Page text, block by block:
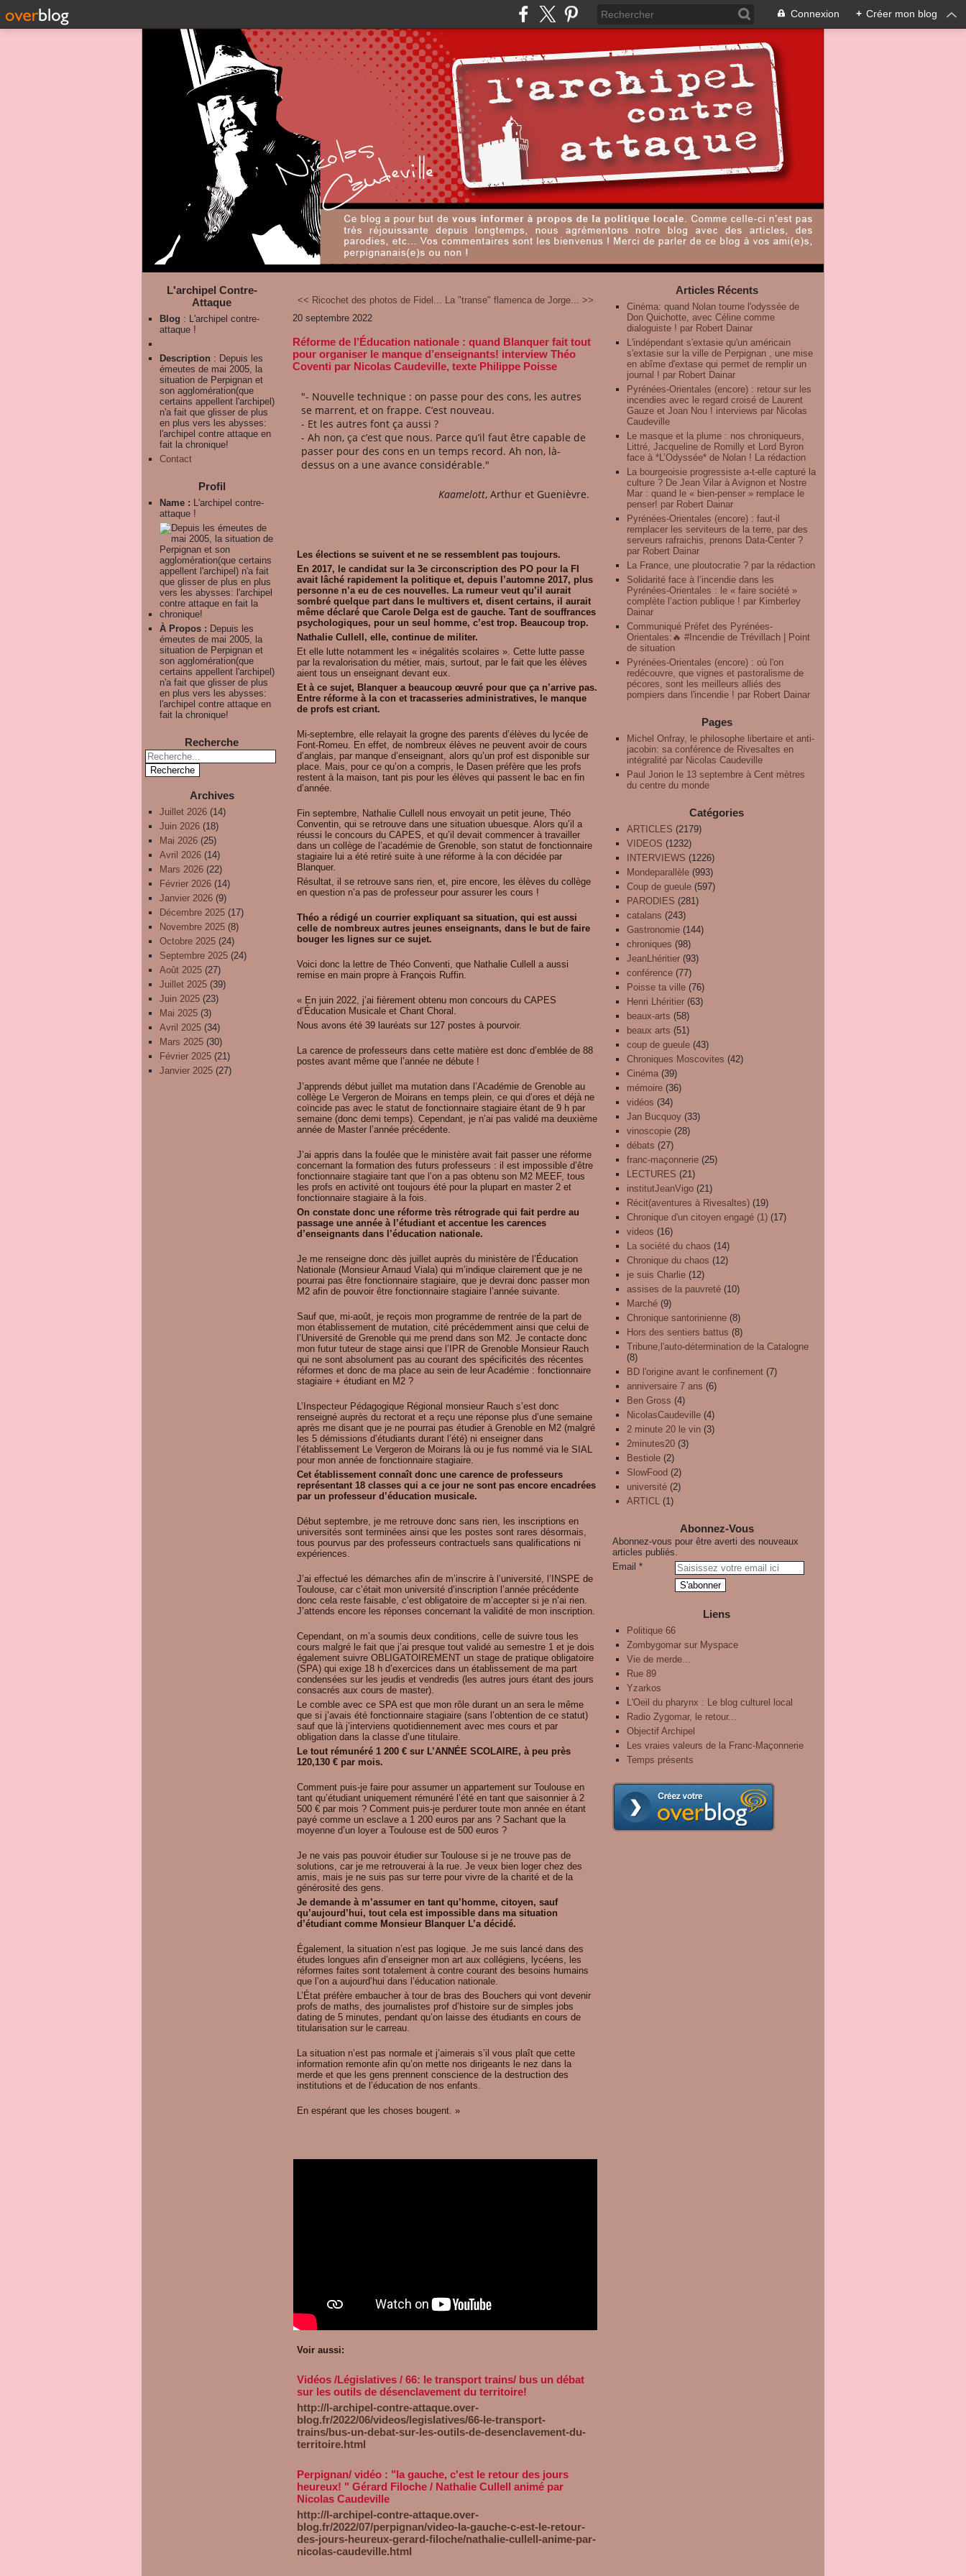
Connexion + Créer mon blog
L'archipel Contre-
Attaque
Blog : L'archipel contre-
attaque !
Description : Depuis les
émeutes de mai 2005, la
situation de Perpignan et
son agglomération(que
certains appellent l'archipel)
n'a fait que glisser de plus
en plus vers les abysses:
l'archipel contre attaque en
fait la chronique!
Contact
Profil
Name : L'archipel contre-
attaque !
À Propos : Depuis les
émeutes de mai 2005, la
situation de Perpignan et
son agglomération(que
certains appellent l'archipel)
n'a fait que glisser de plus
en plus vers les abysses:
l'archipel contre attaque en
fait la chronique!
Recherche
Archives
Juillet 2026 (14)
Juin 2026 (18)
Mai 2026 (25)
Avril 2026 (14)
Mars 2026 (22)
Février 2026 (14)
Janvier 2026 (9)
Décembre 2025 (17)
Novembre 2025 (8)
Octobre 2025 (24)
Septembre 2025 (24)
Août 2025 (27)
Juillet 2025 (39)
Juin 2025 (23)
Mai 2025 (3)
Avril 2025 (34)
Mars 2025 (30)
Février 2025 (21)
Janvier 2025 (27)
<< Ricochet des photos de Fidel... La "transe" flamenca de Jorge... >>
20 septembre 2022
Réforme de l’Éducation nationale : quand Blanquer fait tout
pour organiser le manque d’enseignants! interview Théo
Coventi par Nicolas Caudeville, texte Philippe Poisse
"- Nouvelle technique : on passe pour des cons, les autres
se marrent, et on frappe. C’est nouveau.
- Et les autres font ça aussi ?
- Ah non, ça c’est que nous. Parce qu’il faut être capable de
passer pour des cons en un temps record. Ah non, là-
dessus on a une avance considérable."
Kaamelott, Arthur et Guenièvre.
Les élections se suivent et ne se ressemblent pas toujours.
En 2017, le candidat sur la 3e circonscription des PO pour la FI
avait lâché rapidement la politique et, depuis l’automne 2017, plus
personne n’a eu de ces nouvelles. La rumeur veut qu’il aurait
sombré quelque part dans le multivers et, disent certains, il aurait
même déclaré que Carole Delga est de gauche. Tant de souffrances
psychologiques, pour un seul homme, c’est trop. Beaucoup trop.
Nathalie Cullell, elle, continue de militer.
Et elle lutte notamment les « inégalités scolaires ». Cette lutte passe
par la revalorisation du métier, mais, surtout, par le fait que les élèves
aient tous un enseignant devant eux.
Et à ce sujet, Blanquer a beaucoup œuvré pour que ça n’arrive pas.
Entre réforme à la con et tracasseries administratives, le manque
de profs est criant.
Mi-septembre, elle relayait la grogne des parents d’élèves du lycée de
Font-Romeu. En effet, de nombreux élèves ne peuvent avoir de cours
d’anglais, par manque d’enseignant, alors qu’un prof est disponible sur
place. Mais, pour ce qu’on a compris, le Dasen préfère que les profs
restent à la maison, tant pis pour les élèves qui passent le bac en fin
d’année.
Fin septembre, Nathalie Cullell nous envoyait un petit jeune, Théo
Conventin, qui se retrouve dans une situation ubuesque. Alors qu’il a
réussi le concours du CAPES, et qu’il devait commencer à travailler
dans un collège de l’académie de Grenoble, son statut de fonctionnaire
stagiaire lui a été retiré suite à une réforme à la con décidée par
Blanquer.
Résultat, il se retrouve sans rien, et, pire encore, les élèves du collège
en question n’a pas de professeur pour assurer les cours !
Théo a rédigé un courrier expliquant sa situation, qui est aussi
celle de nombreux autres jeunes enseignants, dans le but de faire
bouger les lignes sur ce sujet.
Voici donc la lettre de Théo Conventi, que Nathalie Cullell a aussi
remise en main propre à François Ruffin.
« En juin 2022, j’ai fièrement obtenu mon concours du CAPES
d’Éducation Musicale et Chant Choral.
Nous avons été 39 lauréats sur 127 postes à pourvoir.
La carence de professeurs dans cette matière est donc d’emblée de 88
postes avant même que l’année ne débute !
J’apprends début juillet ma mutation dans l’Académie de Grenoble au
collège Le Vergeron de Moirans en temps plein, ce qui d’ores et déjà ne
coïncide pas avec le statut de fonctionnaire stagiaire étant de 9 h par
semaine (donc demi temps). Cependant, je n’ai pas validé ma deuxième
année de Master l’année précédente.
J’ai appris dans la foulée que le ministère avait fait passer une réforme
concernant la formation des futurs professeurs : il est impossible d’être
fonctionnaire stagiaire tant que l’on a pas obtenu son M2 MEEF, tous
les profs en activité ont toujours été pour la plupart en master 2 et
fonctionnaire stagiaire à la fois.
On constate donc une réforme très rétrograde qui fait perdre au
passage une année à l’étudiant et accentue les carences
d’enseignants dans l’éducation nationale.
Je me renseigne donc dès juillet auprès du ministère de l’Éducation
Nationale (Monsieur Arnaud Viala) qui m’indique clairement que je ne
pourrai pas être fonctionnaire stagiaire, que je devrai donc passer mon
M2 afin de pouvoir être fonctionnaire stagiaire l’année suivante.
Sauf que, mi-août, je reçois mon programme de rentrée de la part de
mon établissement de mutation, cité précédemment ainsi que celui de
l’Université de Grenoble qui me prend dans son M2. Je contacte donc
mon futur tuteur de stage ainsi que l’IPR de Grenoble Monsieur Rauch
qui ne sont absolument pas au courant des spécificités des récentes
réformes et donc de ma place au sein de leur Académie : fonctionnaire
stagiaire + étudiant en M2 ?
L’Inspecteur Pédagogique Régional monsieur Rauch s’est donc
renseigné auprès du rectorat et a reçu une réponse plus d’une semaine
après me disant que je ne pourrai pas étudier à Grenoble en M2 (malgré
les 5 démissions d’étudiants durant l’été) ni enseigner dans
l’établissement Le Vergeron de Moirans là ou je fus nommé via le SIAL
pour mon année de fonctionnaire stagiaire.
Cet établissement connaît donc une carence de professeurs
représentant 18 classes qui a ce jour ne sont pas encore encadrées
par un professeur d’éducation musicale.
Début septembre, je me retrouve donc sans rien, les inscriptions en
universités sont terminées ainsi que les postes sont rares désormais,
tous pourvus par des professeurs contractuels sans qualifications ni
expériences.
J’ai effectué les démarches afin de m’inscrire à l’université, l’INSPE de
Toulouse, car c’était mon université d’inscription l’année précédente
donc cela reste faisable, c’est obligatoire de m’accepter si je n’ai rien.
J’attends encore les réponses concernant la validité de mon inscription.
Cependant, on m’a soumis deux conditions, celle de suivre tous les
cours malgré le fait que j’ai presque tout validé au semestre 1 et je dois
également suivre OBLIGATOIREMENT un stage de pratique obligatoire
(SPA) qui exige 18 h d’exercices dans un établissement de ma part
condensées sur les jeudis et vendredis (les autres jours étant des jours
consacrés aux cours de master).
Le comble avec ce SPA est que mon rôle durant un an sera le même
que si j’avais été fonctionnaire stagiaire (sans l’obtention de ce statut)
sauf que là j’interviens quotidiennement avec mes cours et par
obligation dans la classe d’une titulaire.
Le tout rémunéré 1 200 € sur L’ANNÉE SCOLAIRE, à peu près
120,130 € par mois.
Comment puis-je faire pour assumer un appartement sur Toulouse en
tant qu’étudiant uniquement rémunéré l’été en tant que saisonnier à 2
500 € par mois ? Comment puis-je perdurer toute mon année en étant
payé comme un esclave a 1 200 euros par ans ? Sachant que la
moyenne d’un loyer a Toulouse est de 500 euros ?
Je ne vais pas pouvoir étudier sur Toulouse si je ne trouve pas de
solutions, car je me retrouverai à la rue. Je veux bien loger chez des
amis, mais je ne suis pas sur terre pour vivre de la charité et de la
générosité des gens.
Je demande à m’assumer en tant qu’homme, citoyen, sauf
qu’aujourd’hui, tout cela est impossible dans ma situation
d’étudiant comme Monsieur Blanquer L’a décidé.
Également, la situation n’est pas logique. Je me suis lancé dans des
études longues afin d’enseigner mon art aux collégiens, lycéens, les
réformes faites sont totalement à contre courant des besoins humains
que l’on a aujourd’hui dans l’éducation nationale.
L’État préfère embaucher à tour de bras des Bouchers qui vont devenir
profs de maths, des journalistes prof d’histoire sur de simples jobs
dating de 5 minutes, pendant qu’on laisse des étudiants en cours de
titularisation sur le carreau.
La situation n’est pas normale et j’aimerais s’il vous plaît que cette
information remonte afin qu’on mette nos dirigeants le nez dans la
merde et que les gens prennent conscience de la destruction des
institutions et de l’éducation de nos enfants.
En espérant que les choses bougent. »
Voir aussi:
Vidéos /Législatives / 66: le transport trains/ bus un débat
sur les outils de désenclavement du territoire!
http://l-archipel-contre-attaque.over-
blog.fr/2022/06/videos/legislatives/66-le-transport-
trains/bus-un-debat-sur-les-outils-de-desenclavement-du-
territoire.html
Perpignan/ vidéo : "la gauche, c'est le retour des jours
heureux! " Gérard Filoche / Nathalie Cullell animé par
Nicolas Caudeville
http://l-archipel-contre-attaque.over-
blog.fr/2022/07/perpignan/video-la-gauche-c-est-le-retour-
des-jours-heureux-gerard-filoche/nathalie-cullell-anime-par-
nicolas-caudeville.html
Articles Récents
Cinéma: quand Nolan tourne l'odyssée de
Don Quichotte, avec Céline comme
dialoguiste ! par Robert Dainar
L'indépendant s'extasie qu'un américain
s'extasie sur la ville de Perpignan , une mise
en abîme d'extase qui permet de remplir un
journal ! par Robert Dainar
Pyrénées-Orientales (encore) : retour sur les
incendies avec le regard croisé de Laurent
Gauze et Joan Nou ! interviews par Nicolas
Caudeville
Le masque et la plume : nos chroniqueurs,
Littré, Jacqueline de Romilly et Lord Byron
face à *L’Odyssée* de Nolan ! La rédaction
La bourgeoisie progressiste a-t-elle capturé la
culture ? De Jean Vilar à Avignon et Nostre
Mar : quand le « bien-penser » remplace le
penser! par Robert Dainar
Pyrénées-Orientales (encore) : faut-il
remplacer les serviteurs de la terre, par des
serveurs rafraichis, prenons Data-Center ?
par Robert Dainar
La France, une ploutocratie ? par la rédaction
Solidarité face à l’incendie dans les
Pyrénées-Orientales : le « faire société »
complète l’action publique ! par Kimberley
Dainar
Communiqué Préfet des Pyrénées-
Orientales:🔥 #Incendie de Trévillach | Point
de situation
Pyrénées-Orientales (encore) : où l'on
redécouvre, que vignes et pastoralisme de
pécores, sont les meilleurs alliés des
pompiers dans l'incendie ! par Robert Dainar
Pages
Michel Onfray, le philosophe libertaire et anti-
jacobin: sa conférence de Rivesaltes en
intégralité par Nicolas Caudeville
Paul Jorion le 13 septembre à Cent mètres
du centre du monde
Catégories
ARTICLES (2179)
VIDEOS (1232)
INTERVIEWS (1226)
Mondeparallèle (993)
Coup de gueule (597)
PARODIES (281)
catalans (243)
Gastronomie (144)
chroniques (98)
JeanLhéritier (93)
conférence (77)
Poisse ta ville (76)
Henri Lhéritier (63)
beaux-arts (58)
beaux arts (51)
coup de gueule (43)
Chroniques Moscovites (42)
Cinéma (39)
mémoire (36)
vidéos (34)
Jan Bucquoy (33)
vinoscopie (28)
débats (27)
franc-maçonnerie (25)
LECTURES (21)
institutJeanVigo (21)
Récit(aventures à Rivesaltes) (19)
Chronique d'un citoyen engagé (1) (17)
videos (16)
La société du chaos (14)
Chronique du chaos (12)
je suis Charlie (12)
assises de la pauvreté (10)
Marché (9)
Chronique santorinienne (8)
Hors des sentiers battus (8)
Tribune,l'auto-détermination de la Catalogne
(8)
BD l'origine avant le confinement (7)
anniversaire 7 ans (6)
Ben Gross (4)
NicolasCaudeville (4)
2 minute 20 le vin (3)
2minutes20 (3)
Bestiole (2)
SlowFood (2)
université (2)
ARTICL (1)
Abonnez-Vous
Abonnez-vous pour être averti des nouveaux
articles publiés.
Email
Liens
Politique 66
Zombygomar sur Myspace
Vie de merde...
Rue 89
Yzarkos
L'Oeil du pharynx : Le blog culturel local
Radio Zygomar, le retour...
Objectif Archipel
Les vraies valeurs de la Franc-Maçonnerie
Temps présents